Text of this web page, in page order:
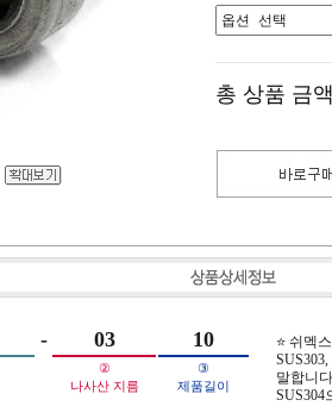
총 상품 금액
- 03 10
②
나사산 지름
③
제품길이
⭐ 쉬멕
SUS303,
말합니
SUS304